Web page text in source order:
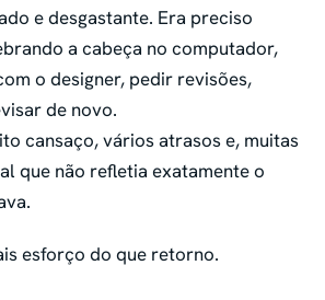
e desgastante. Era preciso
a cabeça no computador,
o designer, pedir revisões,
de novo.
cansaço, vários atrasos e, muitas
que não refletia exatamente o
esforço do que retorno.